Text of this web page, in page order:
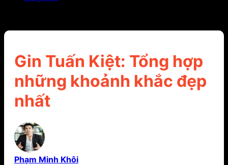
Gin Tuấn Kiệt: Tổng hợp
những khoảnh khắc đẹp
nhất
Phạm Minh Khôi